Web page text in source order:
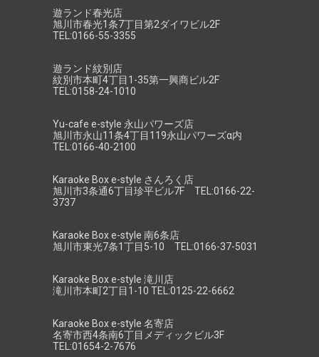
遊ランド春光店
旭川市春光1条7丁目第2ダイワビル2F
TEL:0166-55-3355
遊ランド紋別店
紋別市本町4丁目1-35第一興商ビル2F
TEL:0158-24-1010
Yu-cafe e-style 永山パワーズ店
旭川市永山11条4丁目119永山パワーズα内
TEL:0166-40-2100
Karaoke Box e-style さんろく店
旭川市3条通6丁目珍平ビル7F TEL:0166-22-
3737
Karaoke Box e-style 南6条店
旭川市東光7条1丁目5-10 TEL:0166-37-5031
Karaoke Box e-style 滝川店
滝川市本町2丁目1-10 TEL:0125-22-6662
Karaoke Box e-style 名寄店
名寄市西4条南6丁目メディックビル3F
TEL:01654-2-7676